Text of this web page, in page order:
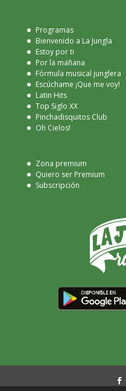
Programas
Bienvenido a La Jungla
Estoy por ti
Por la mañana
Fórmula musical junglera
Escúchame ¡Que me voy!
Latin Hits
Top Siglo XX
Pinchadisquitos Club
Oh Cielos!
Zona premium
Quiero ser Premium
Subscripción